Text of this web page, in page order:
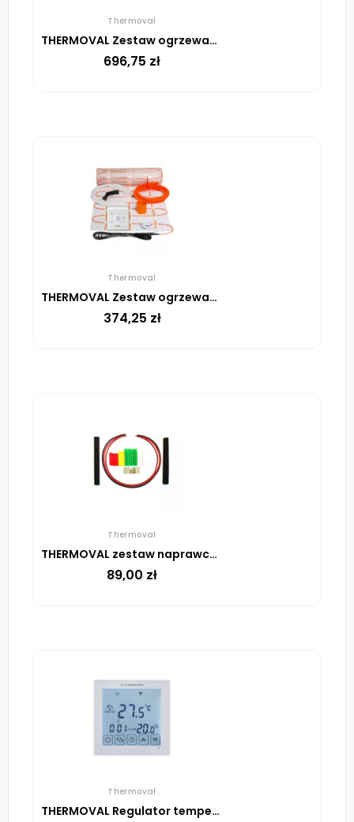
Thermoval
THERMOVAL Zestaw ogrzewania podłogowego – mata TV TO 3,5m² 170W/m² regulator TT 16 biały
696,75 zł
Thermoval
THERMOVAL Zestaw ogrzewania podłogowego – mata TV TO 1m² 170W/m² regulator TT 16 biały
374,25 zł
Thermoval
THERMOVAL zestaw naprawczy do uszkodzeń w matach i przewodach
89,00 zł
Thermoval
THERMOVAL Regulator temperatury TVT 31 WiFi Biały